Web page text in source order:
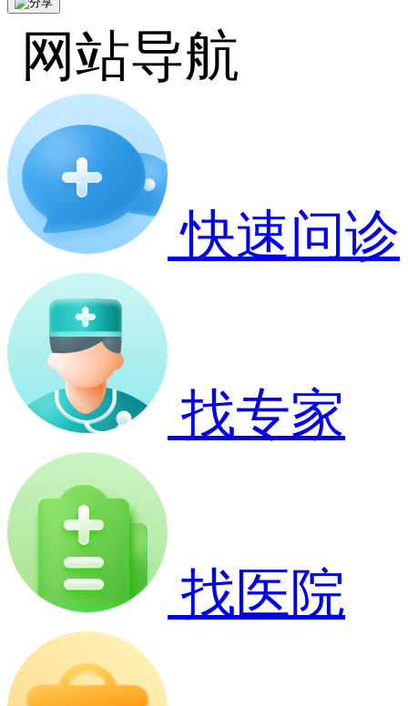
网站导航
快速问诊
找专家
找医院